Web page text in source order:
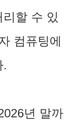
할 수 있
컴퓨팅에
.
년 말까